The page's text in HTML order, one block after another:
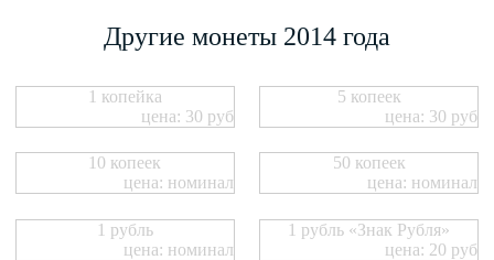
Другие монеты 2014 года
1 копейка
цена: 30 руб
5 копеек
цена: 30 руб
10 копеек
цена: номинал
50 копеек
цена: номинал
1 рубль
цена: номинал
1 рубль «Знак Рубля»
цена: 20 руб